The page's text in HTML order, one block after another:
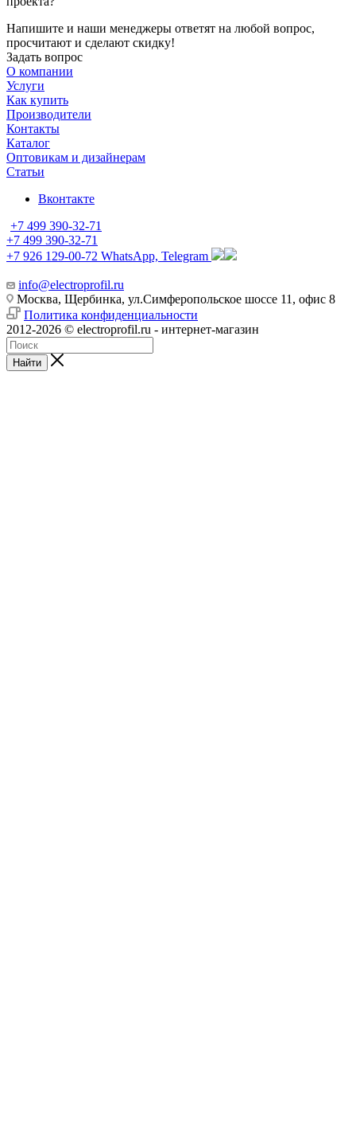
Напишите и наши менеджеры ответят на любой вопрос,
просчитают и сделают скидку!
Задать вопрос
О компании
Услуги
Как купить
Производители
Контакты
Каталог
Оптовикам и дизайнерам
Статьи
Вконтакте
+7 499 390-32-71
+7 499 390-32-71
+7 926 129-00-72 WhatsApp, Telegram
info@electroprofil.ru
Москва, Щербинка, ул.Симферопольское шоссе 11, офис 8
Политика конфиденциальности
2012-2026 © electroprofil.ru - интернет-магазин
Найти